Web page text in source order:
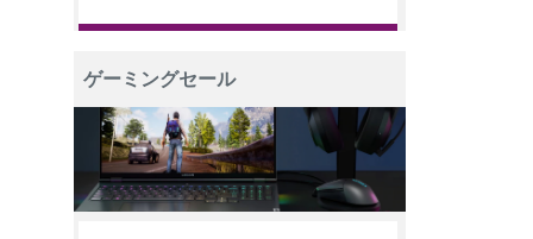
ゲーミングセール